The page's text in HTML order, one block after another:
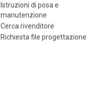
Istruzioni di posa e
manutenzione
Cerca rivenditore
Richiesta file progettazione